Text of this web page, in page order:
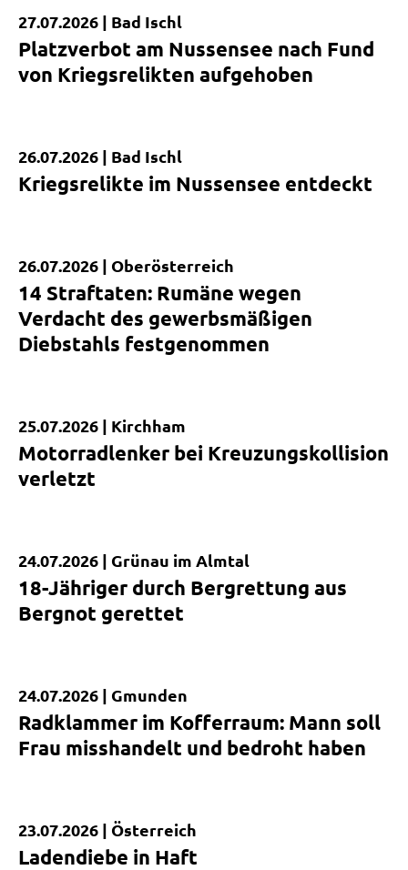
Kurzmeldung
27.07.2026 | Bad Ischl
Platzverbot am Nussensee nach Fund
von Kriegsrelikten aufgehoben
Kurzmeldung
26.07.2026 | Bad Ischl
Kriegsrelikte im Nussensee entdeckt
Kurzmeldung
26.07.2026 | Oberösterreich
14 Straftaten: Rumäne wegen
Verdacht des gewerbsmäßigen
Diebstahls festgenommen
Kurzmeldung
25.07.2026 | Kirchham
Motorradlenker bei Kreuzungskollision
verletzt
Kurzmeldung
24.07.2026 | Grünau im Almtal
18-Jähriger durch Bergrettung aus
Bergnot gerettet
Kurzmeldung
24.07.2026 | Gmunden
Radklammer im Kofferraum: Mann soll
Frau misshandelt und bedroht haben
Kurzmeldung
23.07.2026 | Österreich
Ladendiebe in Haft